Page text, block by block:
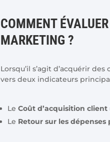
COMMENT
MARKETING ?
Lorsqu’il s’agit d’acquérir
vers deux indicateurs
LeCoût d’acquisition client
Le Retour sur les dépenses